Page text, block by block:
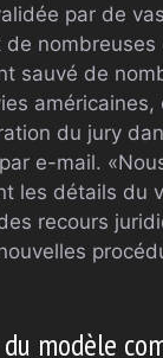
par de
de nombreuses
sauvé de
américaines,
du jury
e-mail.
les détails du
recours
modèle